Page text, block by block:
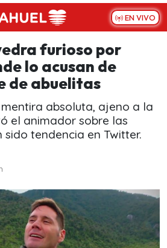
EN VIVO
furioso por
lo acusan de
de abuelitas
absoluta, ajeno a la
el animador sobre las
sido tendencia en Twitter.